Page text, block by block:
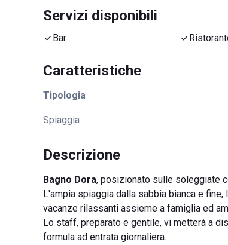
Servizi disponibili
Bar
Caratteristiche
Tipologia
Spiaggia
Descrizione
Bagno Dora, posizionato sulle soleggiate
L'ampia spiaggia dalla sabbia bianca e
vacanze rilassanti assieme a famiglia ed
Lo staff, preparato e gentile, vi metterà a
formula ad entrata giornaliera.